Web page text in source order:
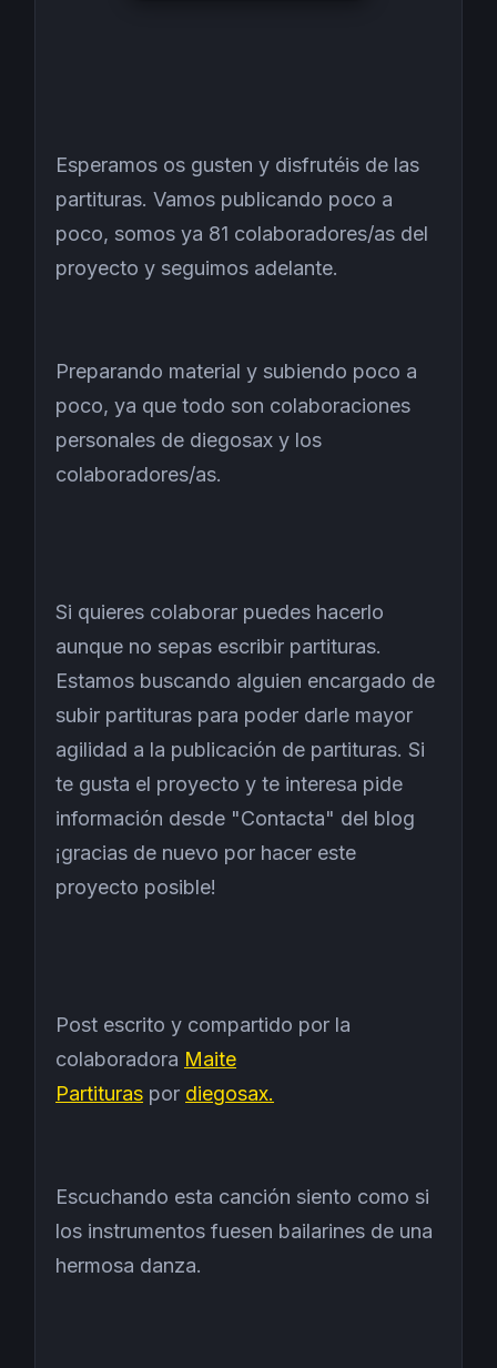
Esperamos os gusten y disfrutéis de las
partituras. Vamos publicando poco a
poco, somos ya 81 colaboradores/as del
proyecto y seguimos adelante.
Preparando material y subiendo poco a
poco, ya que todo son colaboraciones
personales de diegosax y los
colaboradores/as.
Si quieres colaborar puedes hacerlo
aunque no sepas escribir partituras.
Estamos buscando alguien encargado de
subir partituras para poder darle mayor
agilidad a la publicación de partituras. Si
te gusta el proyecto y te interesa pide
información desde "Contacta" del blog
¡gracias de nuevo por hacer este
proyecto posible!
Post escrito y compartido por la
colaboradora Maite
Partituras por diegosax.
Escuchando esta canción siento como si
los instrumentos fuesen bailarines de una
hermosa danza.